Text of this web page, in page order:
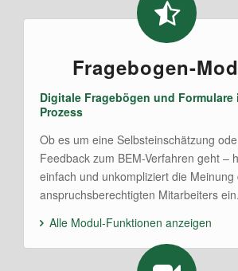
Fragebogen-
Digitale Fragebögen und Formulare
Prozess
Ob es um eine Selbsteinschätzung
Feedback zum BEM-Verfahren geht –
einfach und unkompliziert die Meinung
anspruchsberechtigten Mitarbeiters ein.
Alle Modul-Funktionen anzeigen